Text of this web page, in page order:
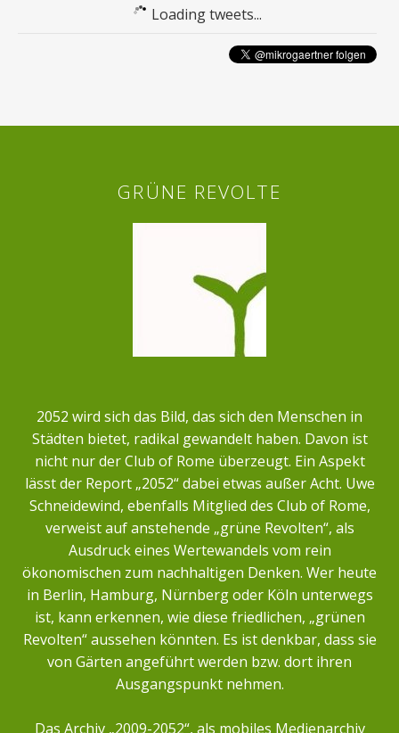
Loading tweets...
GRÜNE REVOLTE
2052 wird sich das Bild, das sich den Menschen in
Städten bietet, radikal gewandelt haben. Davon ist
nicht nur der Club of Rome überzeugt. Ein Aspekt
lässt der Report „2052“ dabei etwas außer Acht. Uwe
Schneidewind, ebenfalls Mitglied des Club of Rome,
verweist auf anstehende „grüne Revolten“, als
Ausdruck eines Wertewandels vom rein
ökonomischen zum nachhaltigen Denken. Wer heute
in Berlin, Hamburg, Nürnberg oder Köln unterwegs
ist, kann erkennen, wie diese friedlichen, „grünen
Revolten“ aussehen könnten. Es ist denkbar, dass sie
von Gärten angeführt werden bzw. dort ihren
Ausgangspunkt nehmen.
Das Archiv „2009-2052“, als mobiles Medienarchiv